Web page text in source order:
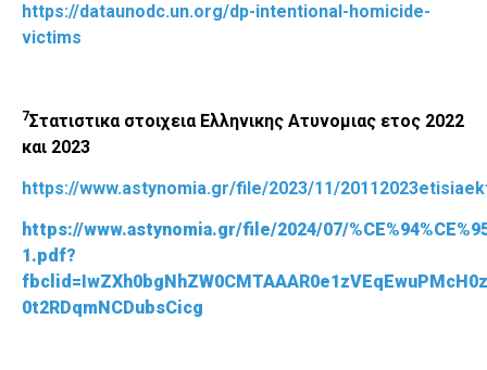
https://dataunodc.un.org/dp-intentional-homicide-
victims
7Στατιστικα στοιχεια Ελληνικης Ατυνομιας ετος 2022
και 2023
https://www.astynomia.gr/file/2023/11/
https://www.astynomia.gr/file/2024/07/
1.pdf?
0t2RDqmNCDubsCicg